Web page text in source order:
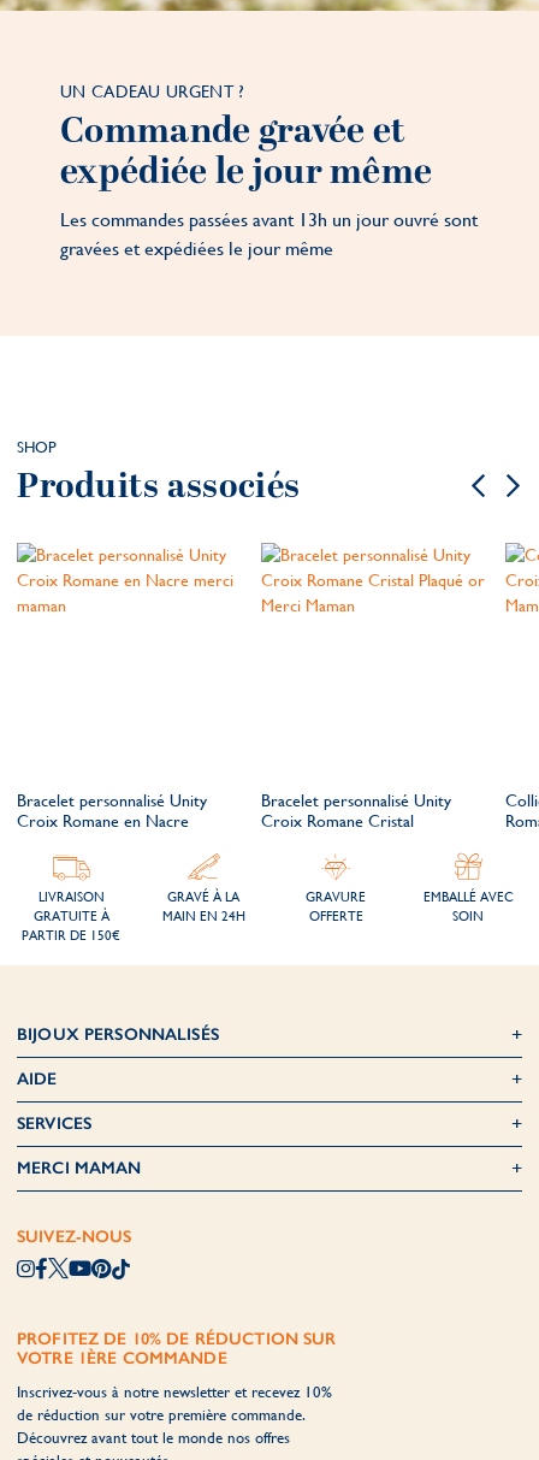
UN CADEAU URGENT ?
Commande gravée et
expédiée le jour même
Les commandes passées avant 13h un jour ouvré sont
gravées et expédiées le jour même
SHOP
Produits associés
Bracelet personnalisé Unity
Croix Romane en Nacre
Bracelet personnalisé Unity
Croix Romane Cristal
LIVRAISON
GRATUITE À
PARTIR DE 150€
GRAVÉ À LA
MAIN EN 24H
GRAVURE
OFFERTE
EMBALLÉ AVEC
SOIN
BIJOUX PERSONNALISÉS
AIDE
SERVICES
MERCI MAMAN
SUIVEZ-NOUS
PROFITEZ DE 10% DE RÉDUCTION SUR
VOTRE 1ÈRE COMMANDE
Inscrivez-vous à notre newsletter et recevez 10%
de réduction sur votre première commande.
Découvrez avant tout le monde nos offres